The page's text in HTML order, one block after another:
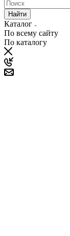
Найти
Каталог
По всему сайту
По каталогу